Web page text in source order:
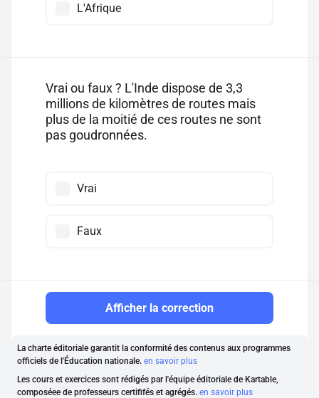
L'Afrique
Vrai ou faux ? L'Inde dispose de 3,3
millions de kilomètres de routes mais
plus de la moitié de ces routes ne sont
pas goudronnées.
Vrai
Faux
Afficher la correction
La charte éditoriale garantit la conformité des contenus aux programmes
officiels de l'Éducation nationale. en savoir plus
Les cours et exercices sont rédigés par l'équipe éditoriale de Kartable,
composéee de professeurs certififés et agrégés. en savoir plus